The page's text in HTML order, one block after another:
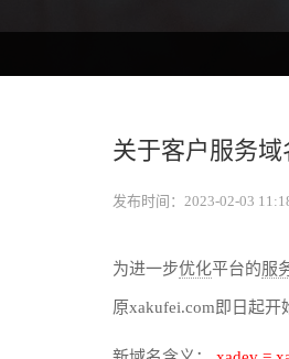
关于客户服务
发布时间： 2023-02-03
为进一步优化平台的服
原xakufei.com即日起开